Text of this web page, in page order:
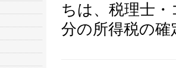
ちは、税理士
分の所得税の